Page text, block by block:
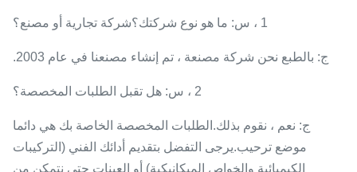
1 ، س: ما هو نوع شركتك؟شركة تجارية أو مصنع؟
ج: بالطبع نحن شركة مصنعة ، تم إنشاء مصنعنا في عام 2003.
2 ، س: هل تقبل الطلبات المخصصة؟
ج: نعم ، نقوم بذلك.الطلبات المخصصة الخاصة بك هي دائما
موضع ترحيب.يرجى التفضل بتقديم أدائك الفني (التركيبات
الكيميائية والخواص الميكانيكية) أو العينات حتى نتمكن من